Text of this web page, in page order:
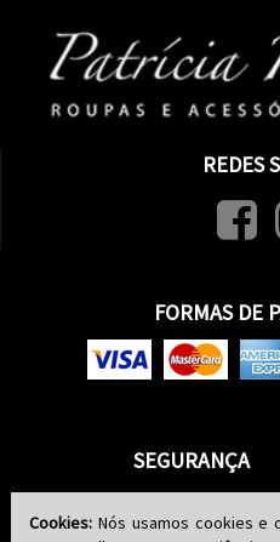
REDES
FORMAS DE
SEGURANÇA
Cookies:Nós usamos cookies e